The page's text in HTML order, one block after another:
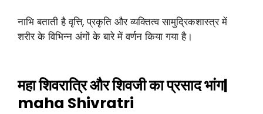
नाभि बताती है वृत्ति, प्रकृति और व्यक्तित्व सामुद्रिकशास्त्र में
शरीर के विभिन्न अंगों के बारे में वर्णन किया गया है।
महा शिवरात्रि और शिवजी का प्रसाद भांग|
maha Shivratri